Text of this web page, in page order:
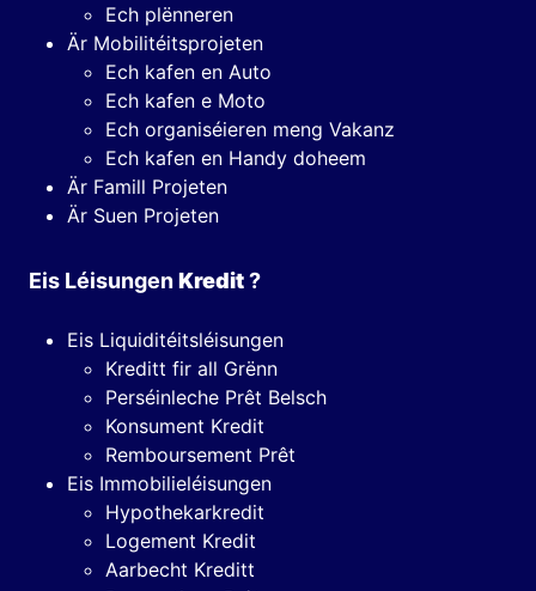
Ech plënneren
Är Mobilitéitsprojeten
Ech kafen en Auto
Ech kafen e Moto
Ech organiséieren meng Vakanz
Ech kafen en Handy doheem
Är Famill Projeten
Är Suen Projeten
Eis LéisungenKredit?
Eis Liquiditéitsléisungen
Kreditt fir all Grënn
Perséinleche Prêt Belsch
Konsument Kredit
Remboursement Prêt
Eis Immobilieléisungen
Hypothekarkredit
Logement Kredit
Aarbecht Kreditt